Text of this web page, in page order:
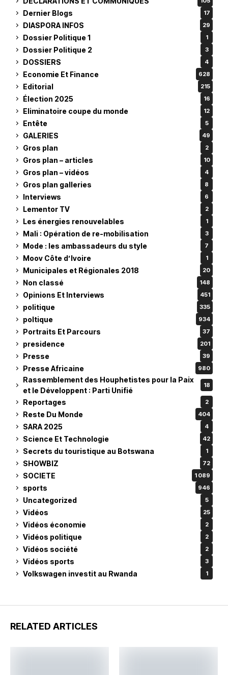
Dernier Blogs 17
DIASPORA INFOS 29
Dossier Politique 1 1
Dossier Politique 2 3
DOSSIERS 4
Economie Et Finance 628
Editorial 215
Élection 2025 16
Eliminatoire coupe du monde 12
Entête 5
GALERIES 49
Gros plan 2
Gros plan – articles 10
Gros plan – vidéos 4
Gros plan galleries 8
Interviews 6
Lementor TV 2
Les énergies renouvelables 1
Mali : Opération de re-mobilisation 3
Mode : les ambassadeurs du style 7
Moov Côte d’Ivoire 1
Municipales et Régionales 2018 20
Non classé 148
Opinions Et Interviews 451
politique 335
poltique 934
Portraits Et Parcours 37
presidence 201
Presse 39
Presse Africaine 980
Rassemblement des Houphetistes pour la Paix
et le Développent : Parti Unifié
18
Reportages 2
Reste Du Monde 404
SARA 2025 4
Science Et Technologie 42
Secrets du touristique au Botswana 1
SHOWBIZ 72
SOCIETE 1 089
sports 946
Uncategorized 5
Vidéos 25
Vidéos économie 2
Vidéos politique 2
Vidéos société 2
Vidéos sports 3
Volkswagen investit au Rwanda 1
RELATED ARTICLES